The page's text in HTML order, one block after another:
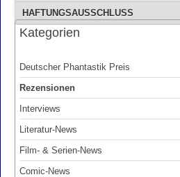
HAFTUNGSAUSSCHLUSS
Kategorien
Deutscher Phantastik Preis
Rezensionen
Interviews
Literatur-News
Film- & Serien-News
Comic-News